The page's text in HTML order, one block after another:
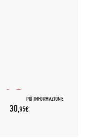
PIÙ INFORMAZIONE
30,95€